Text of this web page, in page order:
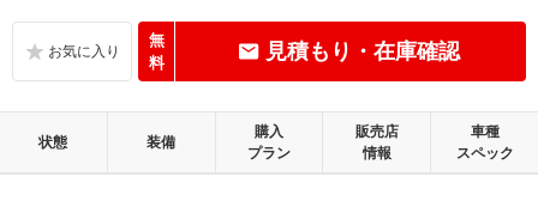
無
料
見積もり・在庫確認
状態 装備
購入
プラン
販売店
情報
車種
スペック